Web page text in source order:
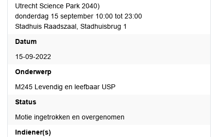
Utrecht Science Park 2040)
donderdag 15 september 10:00 tot 23:00
Stadhuis Raadszaal, Stadhuisbrug 1
Datum
15-09-2022
Onderwerp
M245 Levendig en leefbaar USP
Status
Motie ingetrokken en overgenomen
Indiener(s)